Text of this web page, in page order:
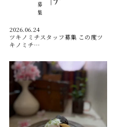
2026.06.24
ツキノミチスタッフ募集 この度ツ
キノミチ…